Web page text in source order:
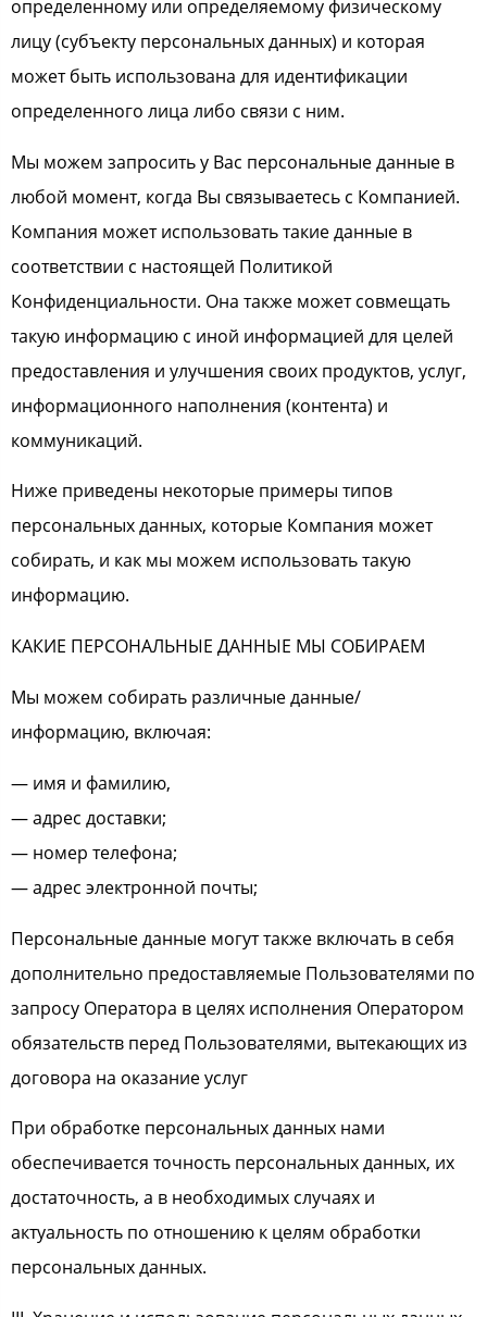
определенному или определяемому физическому
лицу (субъекту персональных данных) и которая
может быть использована для идентификации
определенного лица либо связи с ним.
Мы можем запросить у Вас персональные данные в
любой момент, когда Вы связываетесь с Компанией.
Компания может использовать такие данные в
соответствии с настоящей Политикой
Конфиденциальности. Она также может совмещать
такую информацию с иной информацией для целей
предоставления и улучшения своих продуктов, услуг,
информационного наполнения (контента) и
коммуникаций.
Ниже приведены некоторые примеры типов
персональных данных, которые Компания может
собирать, и как мы можем использовать такую
информацию.
КАКИЕ ПЕРСОНАЛЬНЫЕ ДАННЫЕ МЫ СОБИРАЕМ
Мы можем собирать различные данные/
информацию, включая:
— имя и фамилию,
— адрес доставки;
— номер телефона;
— адрес электронной почты;
Персональные данные могут также включать в себя
дополнительно предоставляемые Пользователями по
запросу Оператора в целях исполнения Оператором
обязательств перед Пользователями, вытекающих из
договора на оказание услуг
При обработке персональных данных нами
обеспечивается точность персональных данных, их
достаточность, а в необходимых случаях и
актуальность по отношению к целям обработки
персональных данных.